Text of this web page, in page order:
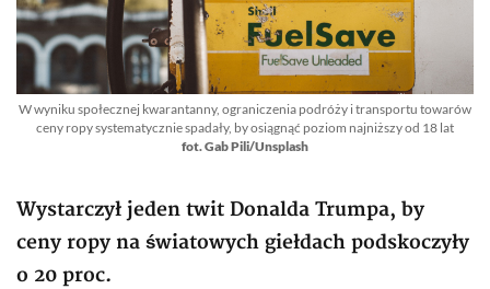
W wyniku społecznej kwarantanny, ograniczenia podróży i transportu towarów
ceny ropy systematycznie spadały, by osiągnąć poziom najniższy od 18 lat
fot. Gab Pili/Unsplash
Wystarczył jeden twit Donalda Trumpa, by
ceny ropy na światowych giełdach podskoczyły
o 20 proc.